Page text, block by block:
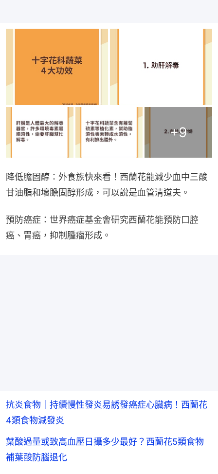
+9
降低膽固醇：外食族快來看！西蘭花能減少血中三酸
甘油脂和壞膽固醇形成，可以說是血管清道夫。
預防癌症：世界癌症基金會研究西蘭花能預防口腔
癌、胃癌，抑制腫瘤形成。
抗炎食物｜持續慢性發炎易誘發癌症心臟病！西蘭花
4類食物減發炎
葉酸過量或致高血壓日攝多少最好？西蘭花5類食物
補葉酸防腦退化